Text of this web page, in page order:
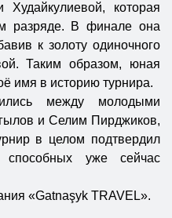
которая
разряде. В финале она
к золоту одиночного
Таким образом, юная
имя в историю турнира.
между молодыми
и Селим Пирджиков,
в целом подтвердил
способных уже сейчас
«Gatnaşyk TRAVEL».